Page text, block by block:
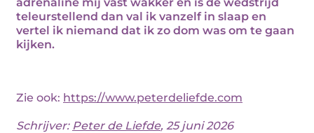
teleurstellend dan val ik vanzelf in slaap en
vertel ik niemand dat ik zo dom was om te gaan
kijken.
Zie ook: https://www.peterdeliefde.com
Schrijver: Peter de Liefde, 25 juni 2026